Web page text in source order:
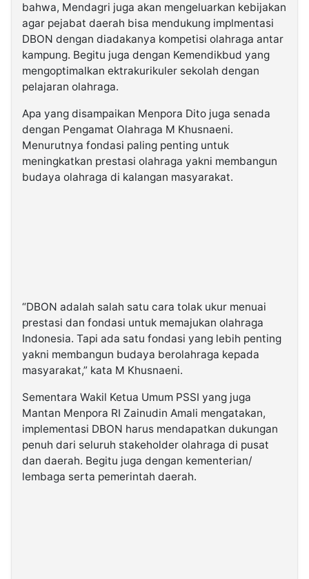
bahwa, Mendagri juga akan mengeluarkan kebijakan
agar pejabat daerah bisa mendukung implmentasi
DBON dengan diadakanya kompetisi olahraga antar
kampung. Begitu juga dengan Kemendikbud yang
mengoptimalkan ektrakurikuler sekolah dengan
pelajaran olahraga.
Apa yang disampaikan Menpora Dito juga senada
dengan Pengamat Olahraga M Khusnaeni.
Menurutnya fondasi paling penting untuk
meningkatkan prestasi olahraga yakni membangun
budaya olahraga di kalangan masyarakat.
“DBON adalah salah satu cara tolak ukur menuai
prestasi dan fondasi untuk memajukan olahraga
Indonesia. Tapi ada satu fondasi yang lebih penting
yakni membangun budaya berolahraga kepada
masyarakat,” kata M Khusnaeni.
Sementara Wakil Ketua Umum PSSI yang juga
Mantan Menpora RI Zainudin Amali mengatakan,
implementasi DBON harus mendapatkan dukungan
penuh dari seluruh stakeholder olahraga di pusat
dan daerah. Begitu juga dengan kementerian/
lembaga serta pemerintah daerah.